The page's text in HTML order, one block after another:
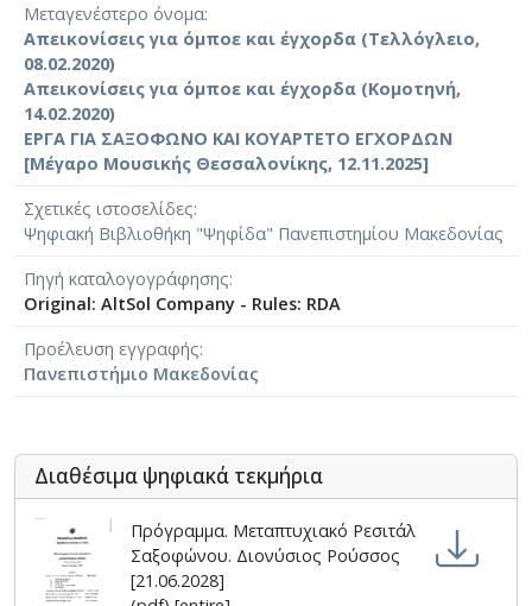
Μεταγενέστερο όνομα
Απεικονίσεις για όμποε και έγχορδα (Τελλόγλειο,
08.02.2020)
Απεικονίσεις για όμποε και έγχορδα (Κομοτηνή,
14.02.2020)
ΕΡΓΑ ΓΙΑ ΣΑΞΟΦΩΝΟ KAI ΚΟΥΑΡΤΕΤΟ ΕΓΧΟΡΔΩΝ
[Μέγαρο Μουσικής Θεσσαλονίκης, 12.11.2025]
Σχετικές ιστοσελίδες
Ψηφιακή Βιβλιοθήκη "Ψηφίδα" Πανεπιστημίου Μακεδονίας
Πηγή καταλογογράφησης
Original: AltSol Company - Rules: RDA
Προέλευση εγγραφής
Πανεπιστήμιο Μακεδονίας
Διαθέσιμα ψηφιακά τεκμήρια
Πρόγραμμα. Μεταπτυχιακό Ρεσιτάλ
Σαξοφώνου. Διονύσιος Ρούσσος
[21.06.2028]